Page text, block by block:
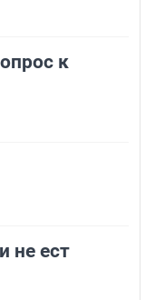
к
не ест